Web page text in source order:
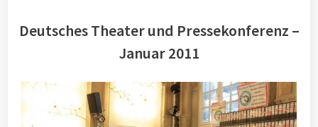
Deutsches Theater und Pressekonferenz –
Januar 2011